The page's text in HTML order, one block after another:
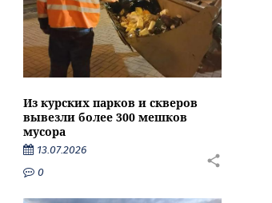
Из курских парков и скверов
вывезли более 300 мешков
мусора
13.07.2026
0